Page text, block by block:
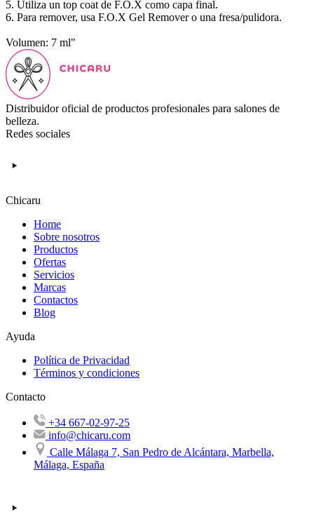
5. Utiliza un top coat de F.O.X como capa final.
6. Para remover, usa F.O.X Gel Remover o una fresa/pulidora.
Volumen: 7 ml"
Distribuidor oficial de productos profesionales para salones de
belleza.
Redes sociales
Chicaru
Home
Sobre nosotros
Productos
Ofertas
Servicios
Marcas
Contactos
Blog
Ayuda
Política de Privacidad
Términos y condiciones
Contacto
+34 667-02-97-25
info@chicaru.com
Calle Málaga 7, San Pedro de Alcántara, Marbella,
Málaga, España